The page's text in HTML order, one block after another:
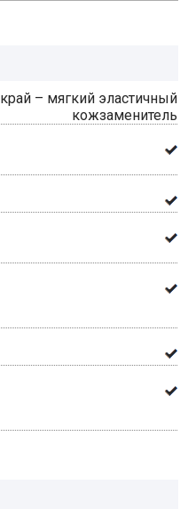
край – мягкий эластичный
кожзаменитель